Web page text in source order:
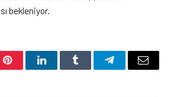
bekleniyor.
PinterestLinkedInTumblr TelegramEmail